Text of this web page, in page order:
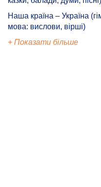
Наша країна – Україна
мова: вислови, вірші)
+ Показати більше